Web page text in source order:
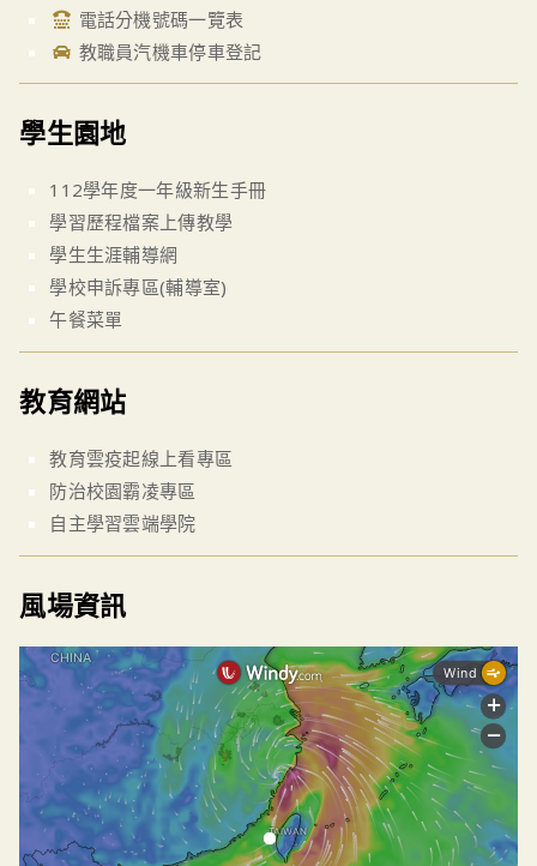
電話分機號碼一覽表
教職員汽機車停車登記
學生園地
112學年度一年級新生手冊
學習歷程檔案上傳教學
學生生涯輔導網
學校申訴專區(輔導室)
午餐菜單
教育網站
教育雲疫起線上看專區
防治校園霸凌專區
自主學習雲端學院
風場資訊